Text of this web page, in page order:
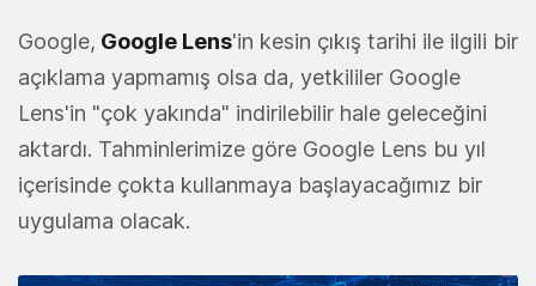
Google, Google Lens'in kesin çıkış tarihi ile ilgili bir
açıklama yapmamış olsa da, yetkililer Google
Lens'in "çok yakında" indirilebilir hale geleceğini
aktardı. Tahminlerimize göre Google Lens bu yıl
içerisinde çokta kullanmaya başlayacağımız bir
uygulama olacak.